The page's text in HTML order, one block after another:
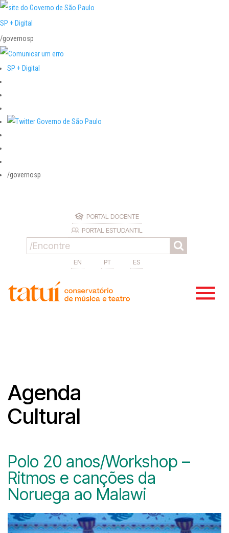
SP + Digital
/governosp
SP + Digital
/governosp
PORTAL DOCENTE
PORTAL ESTUDANTIL
EN PT ES
Agenda
Cultural
Polo 20 anos/Workshop –
Ritmos e canções da
Noruega ao Malawi